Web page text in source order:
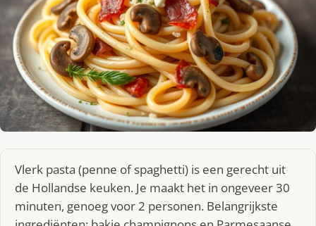
Vlerk pasta (penne of spaghetti) is een gerecht uit
de Hollandse keuken. Je maakt het in ongeveer 30
minuten, genoeg voor 2 personen. Belangrijkste